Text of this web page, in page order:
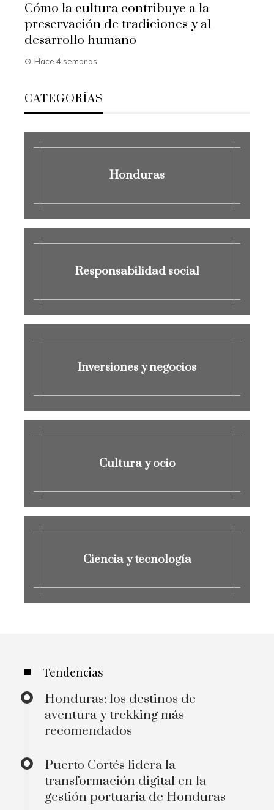
Cómo la cultura contribuye a la
preservación de tradiciones y al
desarrollo humano
Hace 4 semanas
CATEGORÍAS
Honduras
Responsabilidad social
Inversiones y negocios
Cultura y ocio
Ciencia y tecnología
Tendencias
Honduras: los destinos de
aventura y trekking más
recomendados
Puerto Cortés lidera la
transformación digital en la
gestión portuaria de Honduras